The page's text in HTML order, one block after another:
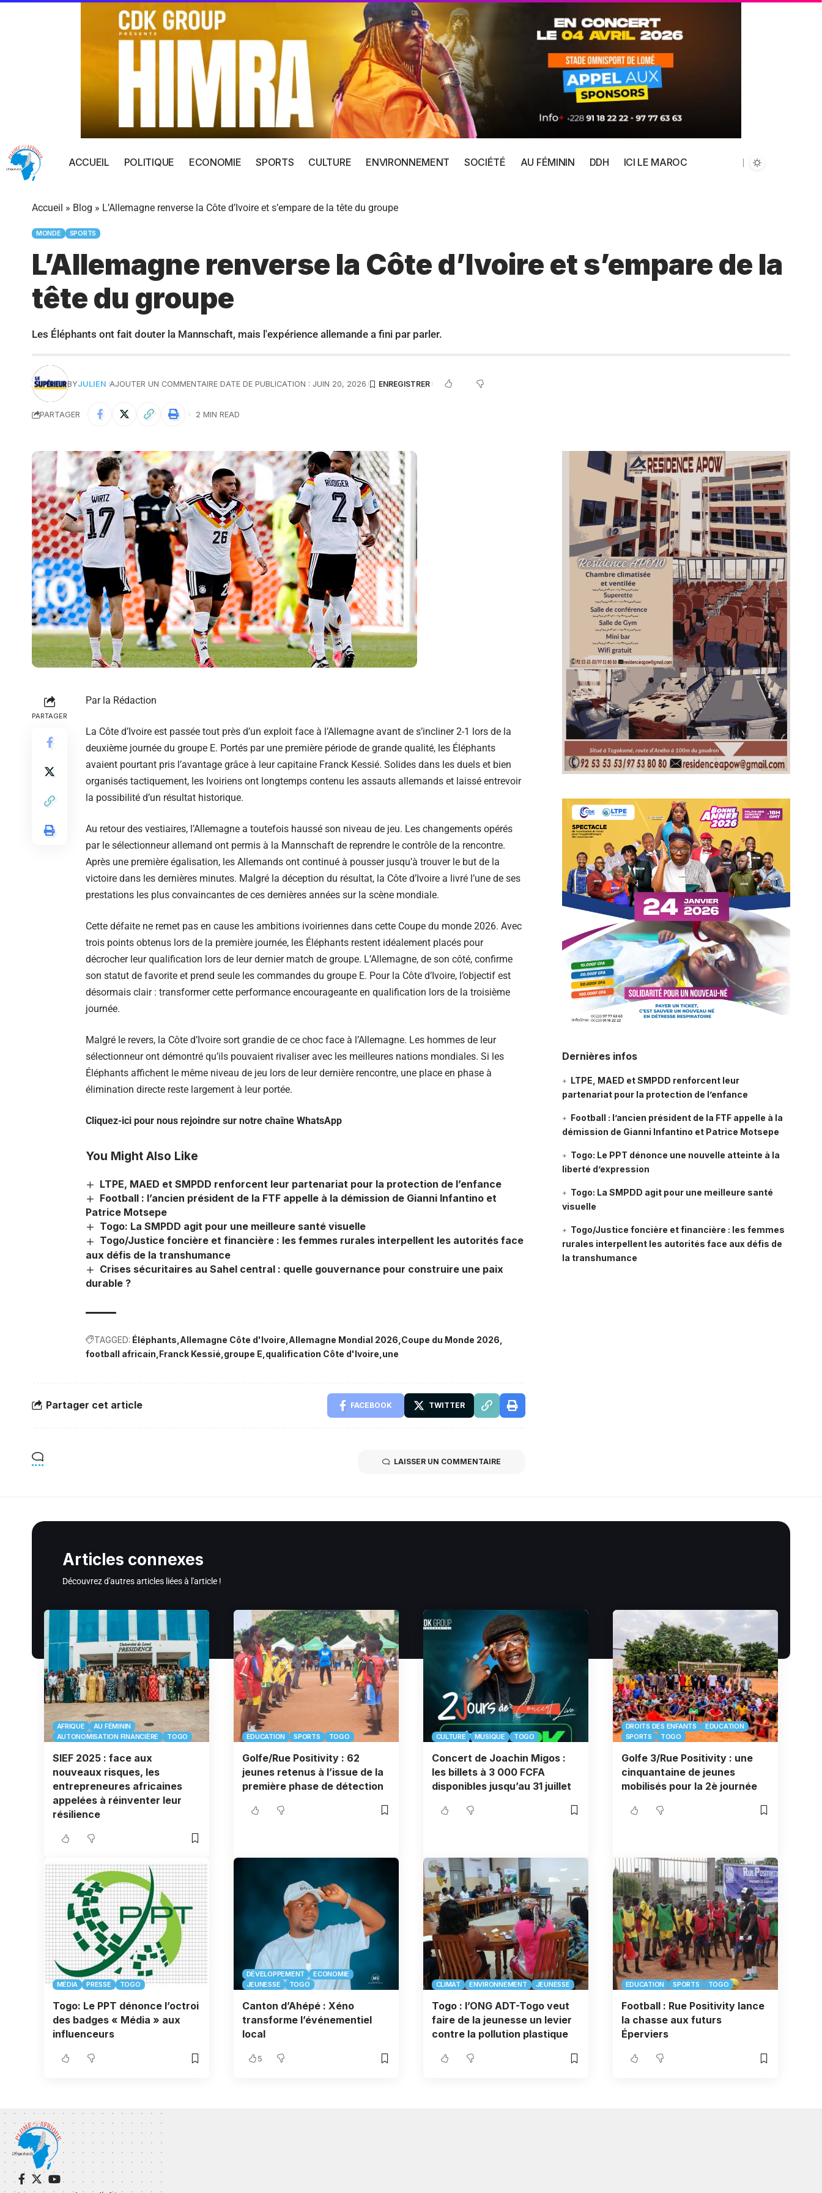
ACCUEIL POLITIQUE ECONOMIE SPORTS CULTURE ENVIRONNEMENT SOCIÉTÉ AU FÉMININ DDH ICI LE MAROC
Accueil » Blog » L’Allemagne renverse la Côte d’Ivoire et s’empare de la tête du groupe
MONDE SPORTS
L’Allemagne renverse la Côte d’Ivoire et s’empare de la
tête du groupe
Les Éléphants ont fait douter la Mannschaft, mais l'expérience allemande a fini par parler.
BYJULIEN AJOUTER UN COMMENTAIRE DATE DE PUBLICATION : JUIN 20, 2026
PARTAGER 2 MIN READ
PARTAGER
Par la Rédaction
La Côte d’Ivoire est passée tout près d’un exploit face à l’Allemagne avant de s’incliner 2-1 lors de la
deuxième journée du groupe E. Portés par une première période de grande qualité, les Éléphants
avaient pourtant pris l’avantage grâce à leur capitaine Franck Kessié. Solides dans les duels et bien
organisés tactiquement, les Ivoiriens ont longtemps contenu les assauts allemands et laissé entrevoir
la possibilité d’un résultat historique.
Au retour des vestiaires, l’Allemagne a toutefois haussé son niveau de jeu. Les changements opérés
par le sélectionneur allemand ont permis à la Mannschaft de reprendre le contrôle de la rencontre.
Après une première égalisation, les Allemands ont continué à pousser jusqu’à trouver le but de la
victoire dans les dernières minutes. Malgré la déception du résultat, la Côte d’Ivoire a livré l’une de ses
prestations les plus convaincantes de ces dernières années sur la scène mondiale.
Cette défaite ne remet pas en cause les ambitions ivoiriennes dans cette Coupe du monde 2026. Avec
trois points obtenus lors de la première journée, les Éléphants restent idéalement placés pour
décrocher leur qualification lors de leur dernier match de groupe. L’Allemagne, de son côté, confirme
son statut de favorite et prend seule les commandes du groupe E. Pour la Côte d’Ivoire, l’objectif est
désormais clair : transformer cette performance encourageante en qualification lors de la troisième
journée.
Malgré le revers, la Côte d’Ivoire sort grandie de ce choc face à l’Allemagne. Les hommes de leur
sélectionneur ont démontré qu’ils pouvaient rivaliser avec les meilleures nations mondiales. Si les
Éléphants affichent le même niveau de jeu lors de leur dernière rencontre, une place en phase à
élimination directe reste largement à leur portée.
Cliquez-ici pour nous rejoindre sur notre chaîne WhatsApp
You Might Also Like
LTPE, MAED et SMPDD renforcent leur partenariat pour la protection de l’enfance
Football : l’ancien président de la FTF appelle à la démission de Gianni Infantino et
Patrice Motsepe
Togo: La SMPDD agit pour une meilleure santé visuelle
Togo/Justice foncière et financière : les femmes rurales interpellent les autorités face
aux défis de la transhumance
Crises sécuritaires au Sahel central : quelle gouvernance pour construire une paix
durable ?
TAGGED: Éléphants Allemagne Côte d'Ivoire Allemagne Mondial 2026 Coupe du Monde 2026
football africain Franck Kessié groupe E qualification Côte d'Ivoire une
Partager cet article FACEBOOK TWITTER
LAISSER UN COMMENTAIRE
Dernières infos
LTPE, MAED et SMPDD renforcent leur
partenariat pour la protection de l’enfance
Football : l’ancien président de la FTF appelle à la
démission de Gianni Infantino et Patrice Motsepe
Togo: Le PPT dénonce une nouvelle atteinte à la
liberté d’expression
Togo: La SMPDD agit pour une meilleure santé
visuelle
Togo/Justice foncière et financière : les femmes
rurales interpellent les autorités face aux défis de
la transhumance
Articles connexes
Découvrez d'autres articles liées à l'article !
AFRIQUE
AU FÉMININ
AUTONOMISATION FINANCIÈRE
TOGO
SIEF 2025 : face aux
nouveaux risques, les
entrepreneures africaines
appelées à réinventer leur
résilience
EDUCATION SPORTS TOGO
Golfe/Rue Positivity : 62
jeunes retenus à l’issue de la
première phase de détection
CULTURE MUSIQUE TOGO
Concert de Joachin Migos :
les billets à 3 000 FCFA
disponibles jusqu’au 31 juillet
DROITS DES ENFANTS
EDUCATION
SPORTS
TOGO
Golfe 3/Rue Positivity : une
cinquantaine de jeunes
mobilisés pour la 2è journée
MÉDIA PRESSE TOGO
Togo: Le PPT dénonce l’octroi
des badges « Média » aux
influenceurs
DÉVELOPPEMENT
ECONOMIE
JEUNESSE
TOGO
Canton d’Ahépé : Xéno
transforme l’événementiel
local
5
CLIMAT ENVIRONNEMENT JEUNESSE
Togo : l’ONG ADT-Togo veut
faire de la jeunesse un levier
contre la pollution plastique
EDUCATION SPORTS TOGO
Football : Rue Positivity lance
la chasse aux futurs
Éperviers